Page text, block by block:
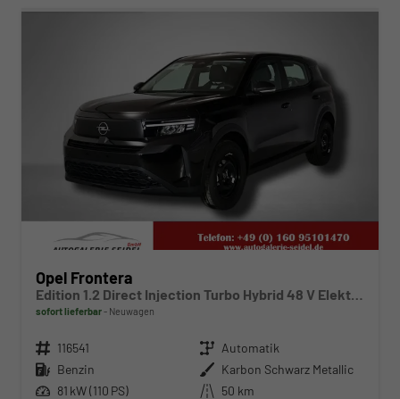
Opel Frontera
sofort lieferbar Neuwagen
Fahrzeugnr. 116541 Getriebe Automatik
Kraftstoff Benzin Außenfarbe Karbon Schwarz Metallic
Leistung 81 kW (110 PS) Kilometerstand 50 km